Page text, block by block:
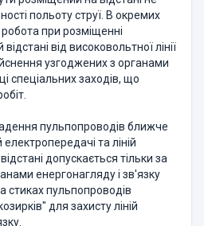
польоту струї. В окремих
при розміщенні
від високовольтної лінії
узгоджених з органами
спеціальних заходів, що
пульпопроводів ближче
електропередачі та ліній
допускається тільки за
енергонагляду і зв'язку
стиках пульпопроводів
для захисту ліній